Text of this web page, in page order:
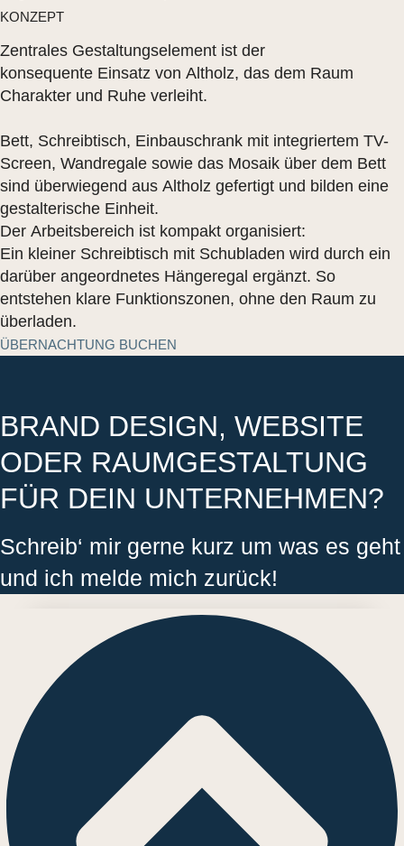
KONZEPT
Zentrales Gestaltungselement ist der
konsequente Einsatz von Altholz, das dem Raum
Charakter und Ruhe verleiht.
Bett, Schreibtisch, Einbauschrank mit integriertem TV-
Screen, Wandregale sowie das Mosaik über dem Bett
sind überwiegend aus Altholz gefertigt und bilden eine
gestalterische Einheit.
Der Arbeitsbereich ist kompakt organisiert:
Ein kleiner Schreibtisch mit Schubladen wird durch ein
darüber angeordnetes Hängeregal ergänzt. So
entstehen klare Funktionszonen, ohne den Raum zu
überladen.
ÜBERNACHTUNG BUCHEN
BRAND DESIGN, WEBSITE
ODER RAUMGESTALTUNG
FÜR DEIN UNTERNEHMEN?
Schreib‘ mir gerne kurz um was es geht
und ich melde mich zurück!